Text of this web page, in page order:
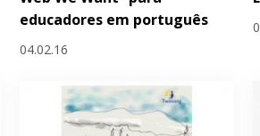
educadores em português
04.02.16